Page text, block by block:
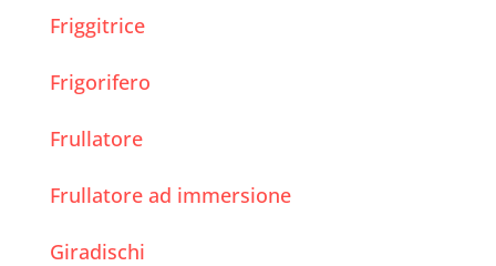
Friggitrice
Frigorifero
Frullatore
Frullatore ad immersione
Giradischi